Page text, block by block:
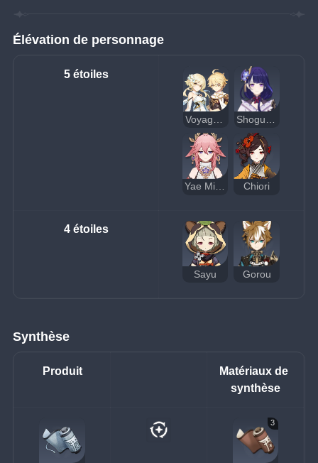
Élévation de personnage
5 étoiles
Yae Miko Chiori
4 étoiles
Sayu Gorou
Synthèse
Produit
Matériaux de
synthèse
3